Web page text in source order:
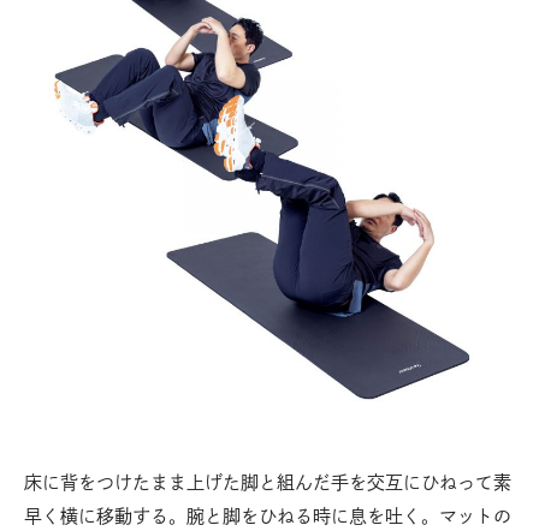
床に背をつけたまま上げた脚と組んだ手を交互にひねって素
早く横に移動する。腕と脚をひねる時に息を吐く。マットの